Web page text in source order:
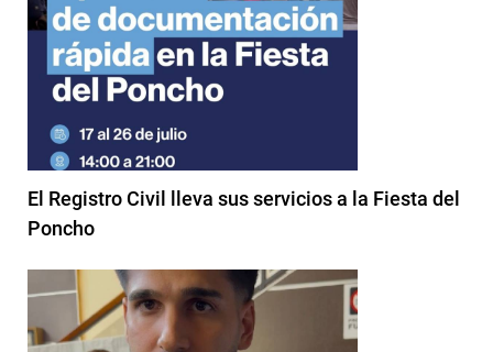
El Registro Civil lleva sus servicios a la Fiesta del
Poncho